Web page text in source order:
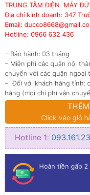
TRUNG TÂM ĐIỆN MÁY
Địa chỉ kinh doanh: 347
Email:
Hotline: 0966 632 436
– Bảo hành: 03 tháng
– Miễn phí các quận nội
chuyển với các quận ngoại
– Đối với khách hàng tỉnh:
hàng (mọi chi phí vận
Click vào giỏ
Hotline 1:
Hoàn tiền gấp